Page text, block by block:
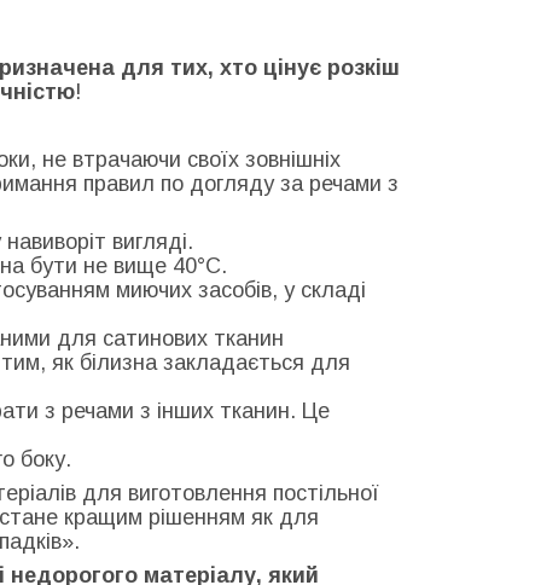
для тих, хто цінує розкіш
!
не втрачаючи своїх зовнішніх
правил по догляду за речами з
вигляді.
бути не вище 40°С.
миючих засобів, у складі
для сатинових тканин
як білизна закладається для
з речами з інших тканин. Це
боку.
для виготовлення постільної
стане кращим рішенням як для
недорогого матеріалу, який